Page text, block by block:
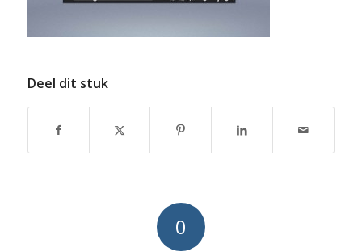
Deel dit stuk
0